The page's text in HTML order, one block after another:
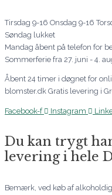
Tirsdag 9-16 Onsdag 9-16
Søndag lukket
Mandag åbent på telefon for
Sommerferie fra 27. juni - 4.
Åbent 24 timer i døgnet for
blomster.dk Gratis levering i
Facebook-f Instagram
Du kan trygt
levering i hele
Bemærk, ved køb af